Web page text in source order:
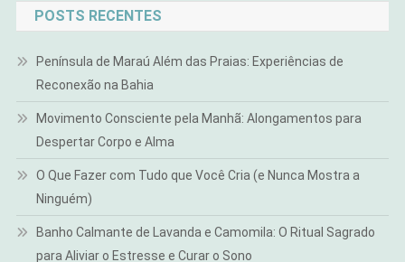
POSTS RECENTES
Península de Maraú Além das Praias: Experiências de
Reconexão na Bahia
Movimento Consciente pela Manhã: Alongamentos para
Despertar Corpo e Alma
O Que Fazer com Tudo que Você Cria (e Nunca Mostra a
Ninguém)
Banho Calmante de Lavanda e Camomila: O Ritual Sagrado
para Aliviar o Estresse e Curar o Sono